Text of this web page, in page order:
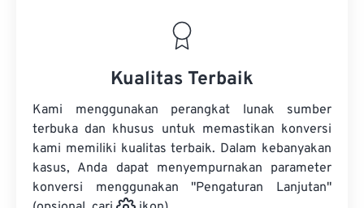
Kualitas Terbaik
Kami menggunakan perangkat lunak sumber
terbuka dan khusus untuk memastikan konversi
kami memiliki kualitas terbaik. Dalam kebanyakan
kasus, Anda dapat menyempurnakan parameter
konversi menggunakan "Pengaturan Lanjutan"